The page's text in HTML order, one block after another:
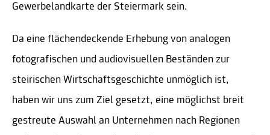
Gewerbelandkarte der Steiermark sein.
Da eine flächendeckende Erhebung von analogen
fotografischen und audiovisuellen Beständen zur
steirischen Wirtschaftsgeschichte unmöglich ist,
haben wir uns zum Ziel gesetzt, eine möglichst breit
gestreute Auswahl an Unternehmen nach Regionen